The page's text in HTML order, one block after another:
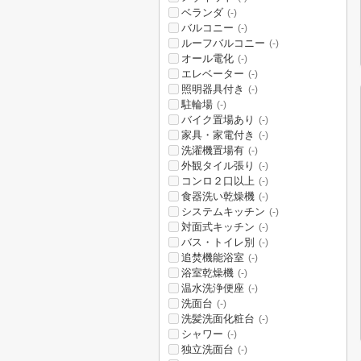
ベランダ (-)
バルコニー (-)
ルーフバルコニー (-)
オール電化 (-)
エレベーター (-)
照明器具付き (-)
駐輪場 (-)
バイク置場あり (-)
家具・家電付き (-)
洗濯機置場有 (-)
外観タイル張り (-)
コンロ２口以上 (-)
食器洗い乾燥機 (-)
システムキッチン (-)
対面式キッチン (-)
バス・トイレ別 (-)
追焚機能浴室 (-)
浴室乾燥機 (-)
温水洗浄便座 (-)
洗面台 (-)
洗髪洗面化粧台 (-)
シャワー (-)
独立洗面台 (-)